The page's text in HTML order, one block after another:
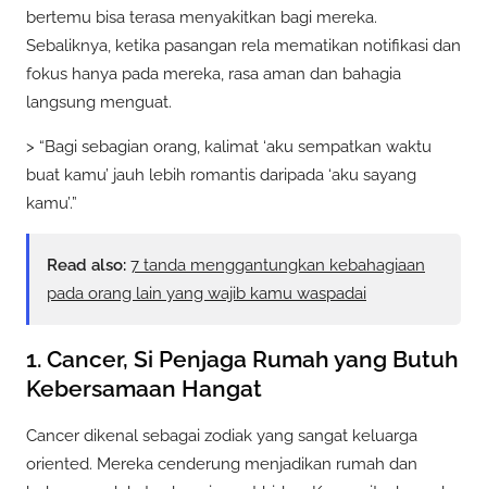
bertemu bisa terasa menyakitkan bagi mereka.
Sebaliknya, ketika pasangan rela mematikan notifikasi dan
fokus hanya pada mereka, rasa aman dan bahagia
langsung menguat.
> “Bagi sebagian orang, kalimat ‘aku sempatkan waktu
buat kamu’ jauh lebih romantis daripada ‘aku sayang
kamu’.”
Read also: 7 tanda menggantungkan kebahagiaan
pada orang lain yang wajib kamu waspadai
1. Cancer, Si Penjaga Rumah yang Butuh
Kebersamaan Hangat
Cancer dikenal sebagai zodiak yang sangat keluarga
oriented. Mereka cenderung menjadikan rumah dan